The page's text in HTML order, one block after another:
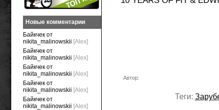
Автор:
Теги:
Новые комментарии
Байкчек от
nikita_malinowskii [Alex]
Байкчек от
nikita_malinowskii [Alex]
Байкчек от
nikita_malinowskii [Alex]
Байкчек от
nikita_malinowskii [Alex]
Байкчек от
nikita_malinowskii [Alex]